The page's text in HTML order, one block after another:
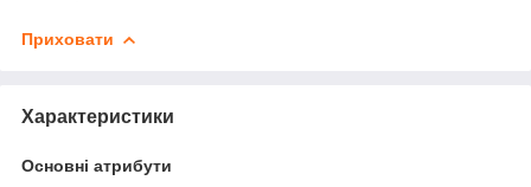
Приховати
Характеристики
Основні атрибути